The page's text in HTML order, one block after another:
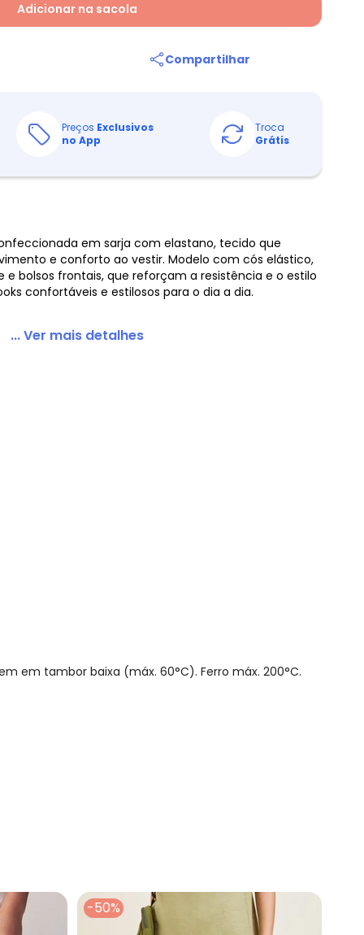
Sarja Bege
Adicionar na sacola
Compartilhar
Preços Exclusivos
no App
Troca
Grátis
em sarja com elastano, tecido que
e conforto ao vestir. Modelo com cós elástico,
bolsos frontais, que reforçam a resistência e o estilo
confortáveis e estilosos para o dia a dia.
... Ver mais detalhes
em tambor baixa (máx. 60°C). Ferro máx. 200°C.
-50%